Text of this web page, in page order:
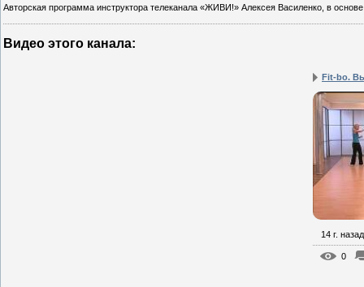
Авторская программа инструктора телеканала «ЖИВИ!» Алексея Василенко, в
Видео этого канала:
Fit-bo.
14 г. назад
0